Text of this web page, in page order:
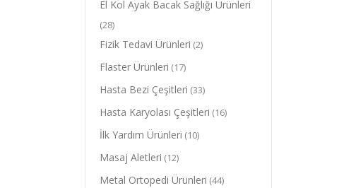
El Kol Ayak Bacak Sağlığı Ürünleri
(28)
Fizik Tedavi Ürünleri (2)
Flaster Ürünleri (17)
Hasta Bezi Çeşitleri (33)
Hasta Karyolası Çeşitleri (16)
İlk Yardım Ürünleri (10)
Masaj Aletleri (12)
Metal Ortopedi Ürünleri (44)